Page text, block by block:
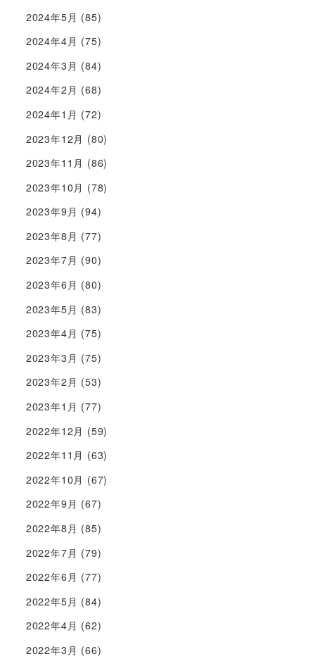
2024年5月 (85)
2024年4月 (75)
2024年3月 (84)
2024年2月 (68)
2024年1月 (72)
2023年12月 (80)
2023年11月 (86)
2023年10月 (78)
2023年9月 (94)
2023年8月 (77)
2023年7月 (90)
2023年6月 (80)
2023年5月 (83)
2023年4月 (75)
2023年3月 (75)
2023年2月 (53)
2023年1月 (77)
2022年12月 (59)
2022年11月 (63)
2022年10月 (67)
2022年9月 (67)
2022年8月 (85)
2022年7月 (79)
2022年6月 (77)
2022年5月 (84)
2022年4月 (62)
2022年3月 (66)